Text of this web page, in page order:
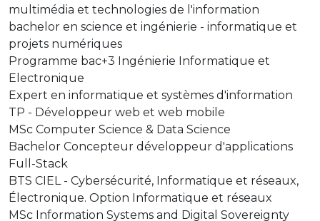
multimédia et technologies de l'information
bachelor en science et ingénierie - informatique et
projets numériques
Programme bac+3 Ingénierie Informatique et
Electronique
Expert en informatique et systèmes d'information
TP - Développeur web et web mobile
MSc Computer Science & Data Science
Bachelor Concepteur développeur d'applications
Full-Stack
BTS CIEL - Cybersécurité, Informatique et réseaux,
Électronique. Option Informatique et réseaux
MSc Information Systems and Digital Sovereignty